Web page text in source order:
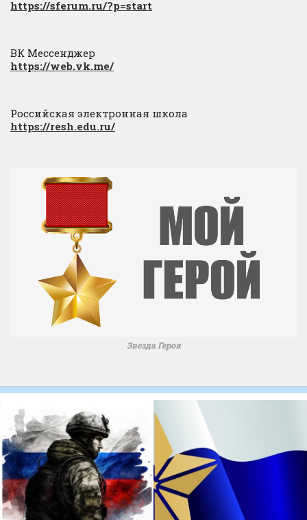
https://sferum.ru/?p=start
ВК Мессенджер
https://web.vk.me/
Российская электронная школа
https://resh.edu.ru/
Звезда Героя